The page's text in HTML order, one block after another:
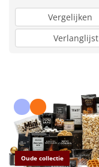
Vergelijken
Verlanglijst
Oude collectie